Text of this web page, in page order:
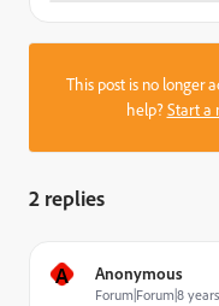
This post is no longer
help?Start a
2 replies
A Anonymous
Forum|Forum|8